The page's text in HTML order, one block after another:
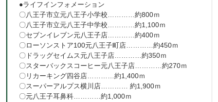
●ライフインフォメーション
〇八王子市立元八王子小学校…………約800ｍ
〇八王子市立元八王子中学校…………約1,100ｍ
〇セブンイレブン元八王子店…………約400ｍ
〇ローソンストア100元八王子町店…………約450ｍ
〇ドラッグセイムス元八王子店…………約350ｍ
〇スターバックスコーヒー元八王子店…………約270ｍ
〇リカーキング四谷店…………約1,400ｍ
〇スーパーアルプス横川店………… 約1,900ｍ
〇元八王子耳鼻科…………約1,000ｍ